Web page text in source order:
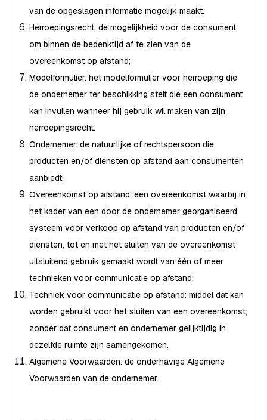
van de opgeslagen informatie mogelijk maakt.
Herroepingsrecht: de mogelijkheid voor de consument
om binnen de bedenktijd af te zien van de
overeenkomst op afstand;
Modelformulier: het modelformulier voor herroeping die
de ondernemer ter beschikking stelt die een consument
kan invullen wanneer hij gebruik wil maken van zijn
herroepingsrecht.
Ondernemer: de natuurlijke of rechtspersoon die
producten en/of diensten op afstand aan consumenten
aanbiedt;
Overeenkomst op afstand: een overeenkomst waarbij in
het kader van een door de ondernemer georganiseerd
systeem voor verkoop op afstand van producten en/of
diensten, tot en met het sluiten van de overeenkomst
uitsluitend gebruik gemaakt wordt van één of meer
technieken voor communicatie op afstand;
Techniek voor communicatie op afstand: middel dat kan
worden gebruikt voor het sluiten van een overeenkomst,
zonder dat consument en ondernemer gelijktijdig in
dezelfde ruimte zijn samengekomen.
Algemene Voorwaarden: de onderhavige Algemene
Voorwaarden van de ondernemer.